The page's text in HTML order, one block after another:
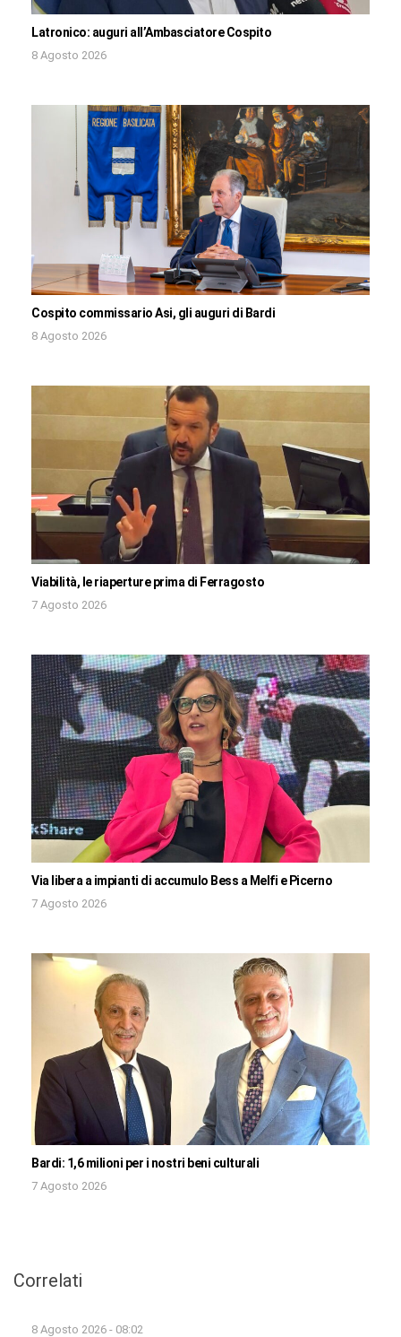
Latronico: auguri all’Ambasciatore Cospito
8 Agosto 2026
Cospito commissario Asi, gli auguri di Bardi
8 Agosto 2026
Viabilità, le riaperture prima di Ferragosto
7 Agosto 2026
Via libera a impianti di accumulo Bess a Melfi e Picerno
7 Agosto 2026
Bardi: 1,6 milioni per i nostri beni culturali
7 Agosto 2026
Correlati
8 Agosto 2026 - 08:02